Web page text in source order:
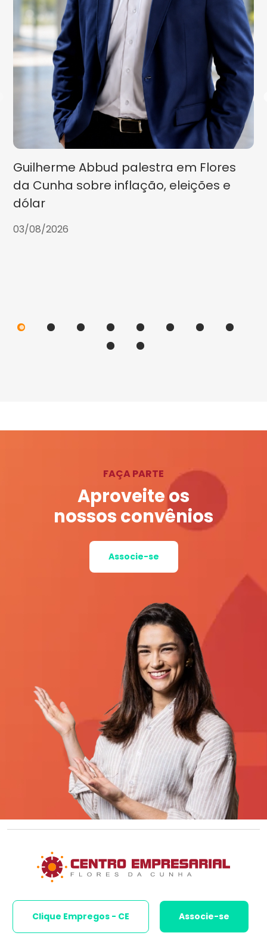
Guilherme Abbud palestra em Flores
da Cunha sobre inflação, eleições e
dólar
03/08/2026
FAÇA PARTE
Aproveite os
nossos convênios
Associe-se
Clique Empregos - CE Associe-se